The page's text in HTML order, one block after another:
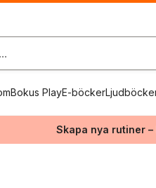
Bokus PlayE-böcker
Skapa nya rutiner